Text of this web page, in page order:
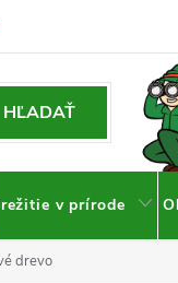
HĽADAŤ
v prírode
drevo